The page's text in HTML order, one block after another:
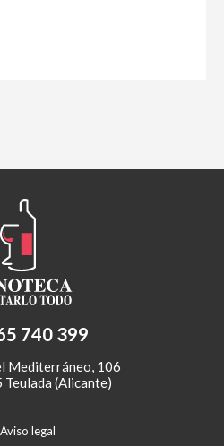
740 399
Mediterráneo, 106
(Alicante)
Aviso legal